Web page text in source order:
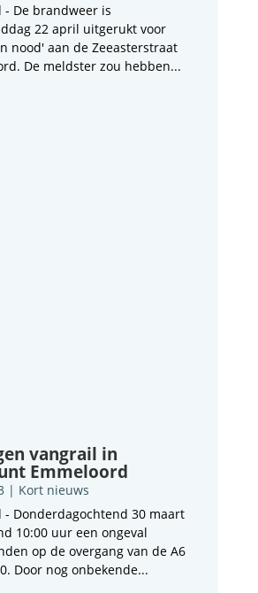
- De brandweer is
22 april uitgerukt voor
nood' aan de Zeeasterstraat
De meldster zou hebben...
vangrail in
Emmeloord
| Kort nieuws
- Donderdagochtend 30 maart
10:00 uur een ongeval
op de overgang van de A6
Door nog onbekende...